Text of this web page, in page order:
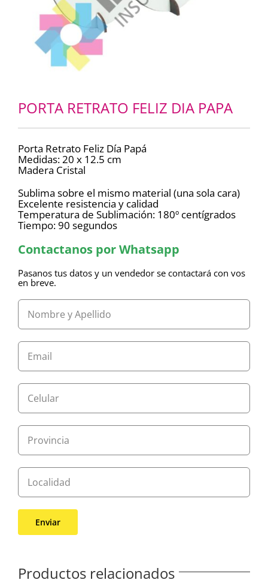
PORTA RETRATO FELIZ DIA PAPA
Porta Retrato Feliz Día Papá
Medidas: 20 x 12.5 cm
Madera Cristal
Sublima sobre el mismo material (una sola cara)
Excelente resistencia y calidad
Temperatura de Sublimación: 180º centígrados
Tiempo: 90 segundos
Contactanos por Whatsapp
Pasanos tus datos y un vendedor se contactará con vos
en breve.
Productos relacionados